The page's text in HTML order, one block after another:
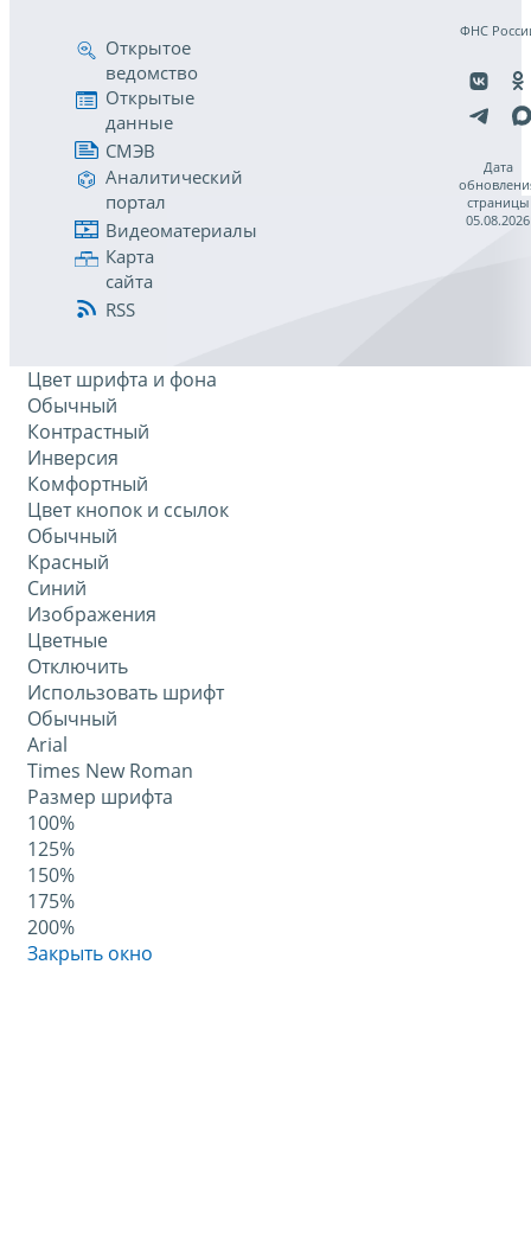
Открытое
ведомство
Открытые
данные
СМЭВ
Аналитический
портал
Видеоматериалы
Карта
сайта
RSS
ФНС
Дата
страницы
05.08.2026
Цвет шрифта и фона
Обычный
Контрастный
Инверсия
Комфортный
Цвет кнопок и ссылок
Обычный
Красный
Синий
Изображения
Цветные
Отключить
Использовать шрифт
Обычный
Arial
Times New Roman
Размер шрифта
100%
125%
150%
175%
200%
Закрыть окно